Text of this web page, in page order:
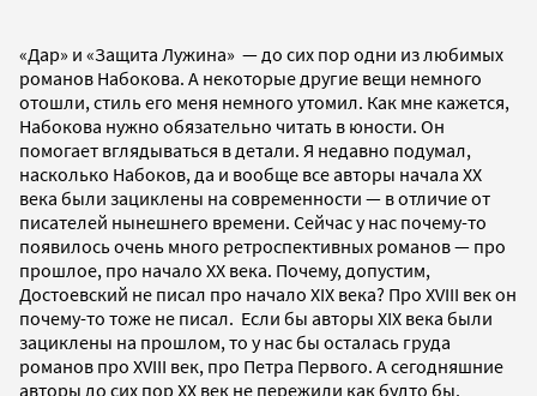
«Дар» и «Защита Лужина» — до сих пор одни из любимых
романов Набокова. А некоторые другие вещи немного
отошли, стиль его меня немного утомил. Как мне кажется,
Набокова нужно обязательно читать в юности. Он
помогает вглядываться в детали. Я недавно подумал,
насколько Набоков, да и вообще все авторы начала XX
века были зациклены на современности — в отличие от
писателей нынешнего времени. Сейчас у нас почему-то
появилось очень много ретроспективных романов — про
прошлое, про начало XX века. Почему, допустим,
Достоевский не писал про начало XIX века? Про XVIII век он
почему-то тоже не писал. Если бы авторы XIX века были
зациклены на прошлом, то у нас бы осталась груда
романов про XVIII век, про Петра Первого. А сегодняшние
авторы до сих пор XX век не пережили как будто бы.